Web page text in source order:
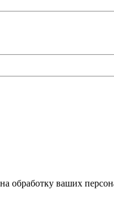
обработку ваших